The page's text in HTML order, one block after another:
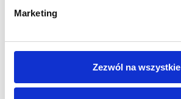
Marketing
Zezwól na wszystkie
pomocą taśm magnetycznych
Usztywnienia grafiki z klejem 3M
Kufer transportowy w zestawie
1 rok gwarancji